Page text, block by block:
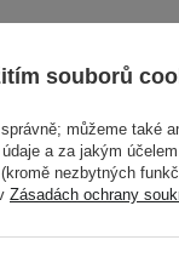
souborů
můžeme také
a za jakým
nezbytných
Zásadách ochrany